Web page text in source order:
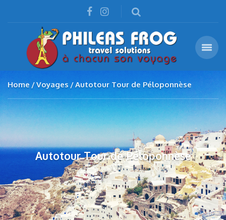
Home Voyages Autotour Tour de Péloponnèse
Autotour Tour de Péloponnèse